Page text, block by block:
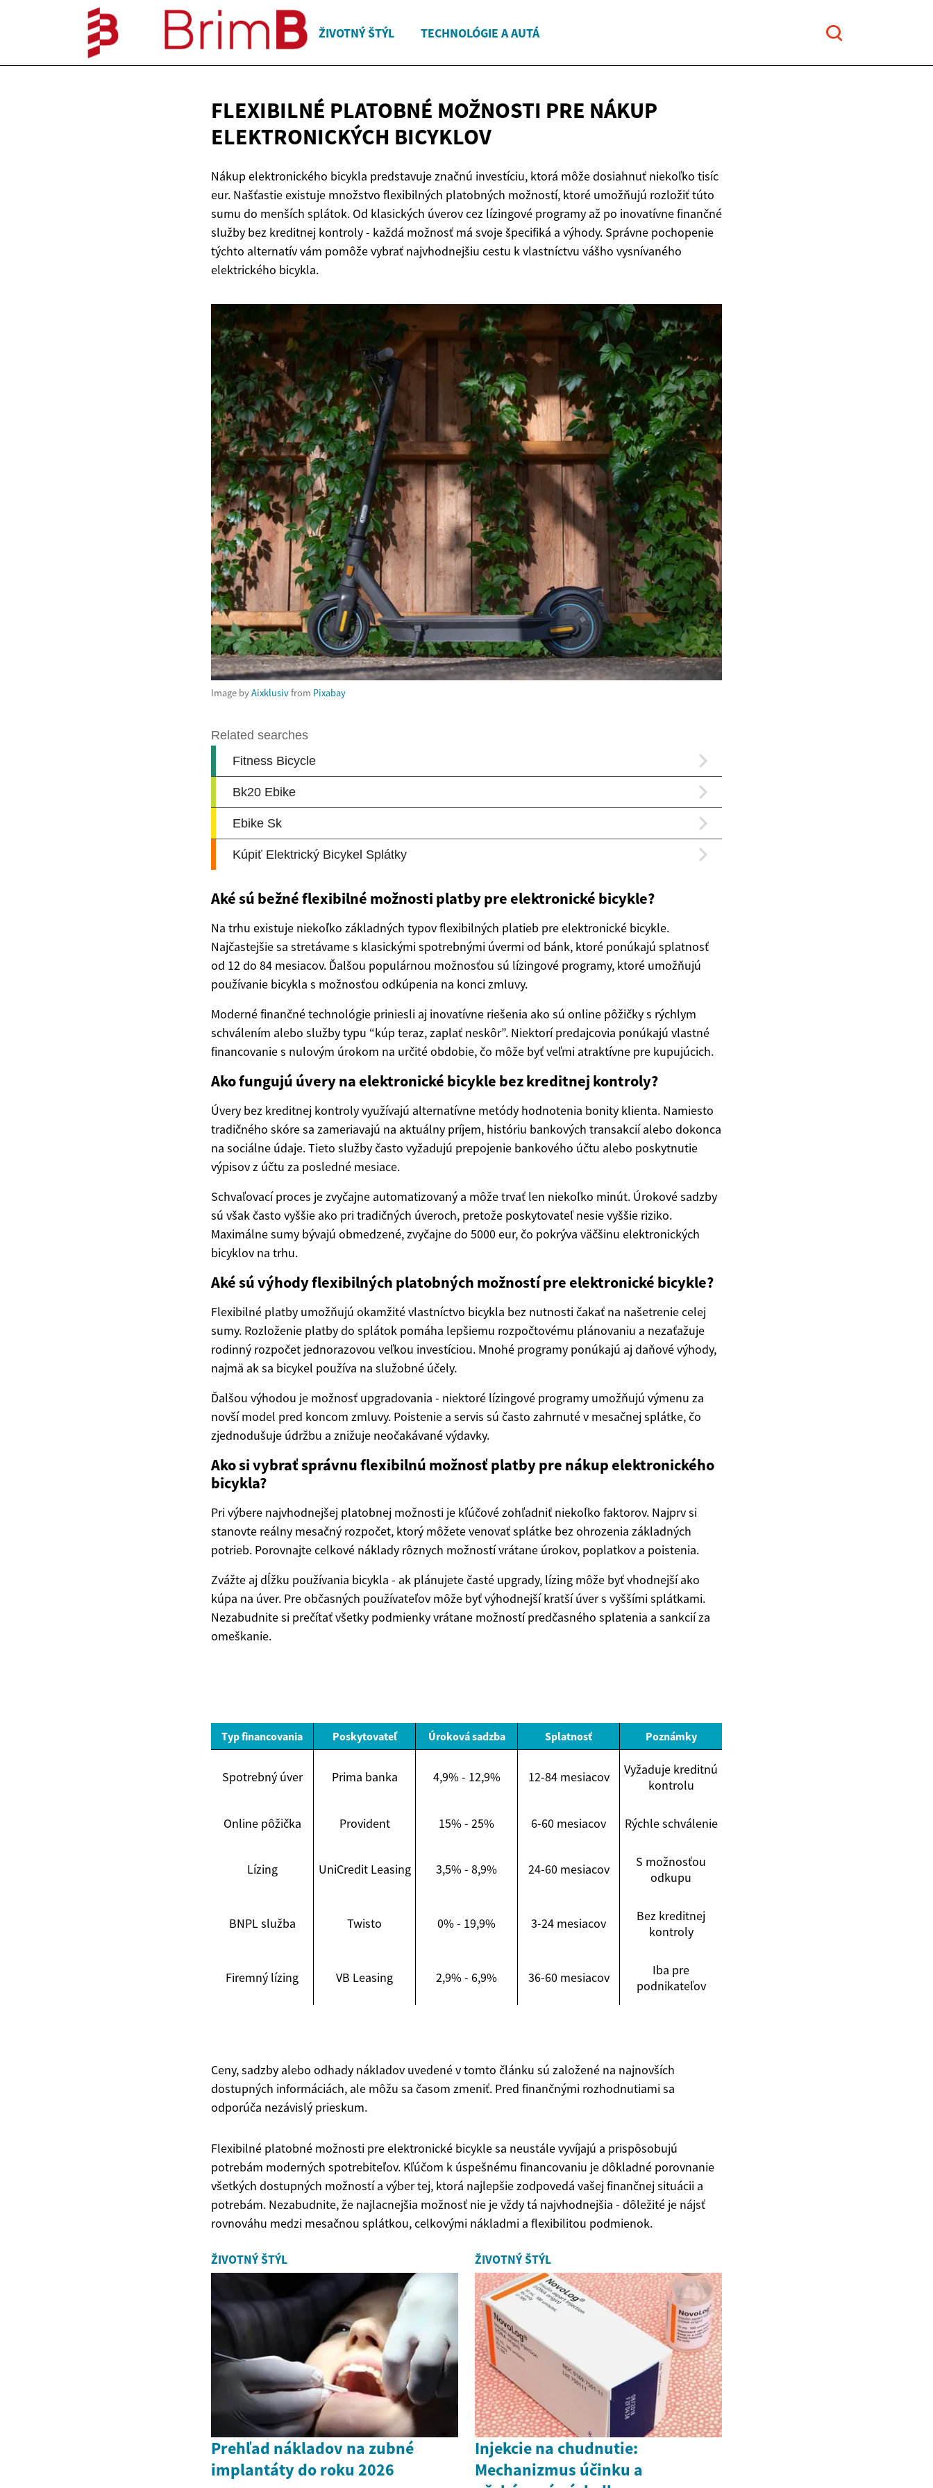
ŽIVOTNÝ ŠTÝL TECHNOLÓGIE A AUTÁ
FLEXIBILNÉ PLATOBNÉ MOŽNOSTI PRE NÁKUP
ELEKTRONICKÝCH BICYKLOV
Nákup elektronického bicykla predstavuje značnú investíciu, ktorá môže dosiahnuť niekoľko tisíc
eur. Našťastie existuje množstvo flexibilných platobných možností, ktoré umožňujú rozložiť túto
sumu do menších splátok. Od klasických úverov cez lízingové programy až po inovatívne finančné
služby bez kreditnej kontroly - každá možnosť má svoje špecifiká a výhody. Správne pochopenie
týchto alternatív vám pomôže vybrať najvhodnejšiu cestu k vlastníctvu vášho vysnívaného
elektrického bicykla.
Image byAixklusivfrom Pixabay
Aké sú bežné flexibilné možnosti platby pre elektronické bicykle?
Na trhu existuje niekoľko základných typov flexibilných platieb pre elektronické bicykle.
Najčastejšie sa stretávame s klasickými spotrebnými úvermi od bánk, ktoré ponúkajú splatnosť
od 12 do 84 mesiacov. Ďalšou populárnou možnosťou sú lízingové programy, ktoré umožňujú
používanie bicykla s možnosťou odkúpenia na konci zmluvy.
Moderné finančné technológie priniesli aj inovatívne riešenia ako sú online pôžičky s rýchlym
schválením alebo služby typu “kúp teraz, zaplať neskôr”. Niektorí predajcovia ponúkajú vlastné
financovanie s nulovým úrokom na určité obdobie, čo môže byť veľmi atraktívne pre kupujúcich.
Ako fungujú úvery na elektronické bicykle bez kreditnej kontroly?
Úvery bez kreditnej kontroly využívajú alternatívne metódy hodnotenia bonity klienta. Namiesto
tradičného skóre sa zameriavajú na aktuálny príjem, históriu bankových transakcií alebo dokonca
na sociálne údaje. Tieto služby často vyžadujú prepojenie bankového účtu alebo poskytnutie
výpisov z účtu za posledné mesiace.
Schvaľovací proces je zvyčajne automatizovaný a môže trvať len niekoľko minút. Úrokové sadzby
sú však často vyššie ako pri tradičných úveroch, pretože poskytovateľ nesie vyššie riziko.
Maximálne sumy bývajú obmedzené, zvyčajne do 5000 eur, čo pokrýva väčšinu elektronických
bicyklov na trhu.
Aké sú výhody flexibilných platobných možností pre elektronické bicykle?
Flexibilné platby umožňujú okamžité vlastníctvo bicykla bez nutnosti čakať na našetrenie celej
sumy. Rozloženie platby do splátok pomáha lepšiemu rozpočtovému plánovaniu a nezaťažuje
rodinný rozpočet jednorazovou veľkou investíciou. Mnohé programy ponúkajú aj daňové výhody,
najmä ak sa bicykel používa na služobné účely.
Ďalšou výhodou je možnosť upgradovania - niektoré lízingové programy umožňujú výmenu za
novší model pred koncom zmluvy. Poistenie a servis sú často zahrnuté v mesačnej splátke, čo
zjednodušuje údržbu a znižuje neočakávané výdavky.
Ako si vybrať správnu flexibilnú možnosť platby pre nákup elektronického
bicykla?
Pri výbere najvhodnejšej platobnej možnosti je kľúčové zohľadniť niekoľko faktorov. Najprv si
stanovte reálny mesačný rozpočet, ktorý môžete venovať splátke bez ohrozenia základných
potrieb. Porovnajte celkové náklady rôznych možností vrátane úrokov, poplatkov a poistenia.
Zvážte aj dĺžku používania bicykla - ak plánujete časté upgrady, lízing môže byť vhodnejší ako
kúpa na úver. Pre občasných používateľov môže byť výhodnejší kratší úver s vyššími splátkami.
Nezabudnite si prečítať všetky podmienky vrátane možností predčasného splatenia a sankcií za
omeškanie.
Typ financovania Poskytovateľ Úroková sadzba Splatnosť Poznámky
Spotrebný úver Prima banka 4,9% - 12,9% 12-84 mesiacov
Vyžaduje kreditnú
kontrolu
Online pôžička Provident 15% - 25% 6-60 mesiacov Rýchle schválenie
Lízing UniCredit Leasing 3,5% - 8,9% 24-60 mesiacov
S možnosťou
odkupu
BNPL služba Twisto 0% - 19,9% 3-24 mesiacov
Bez kreditnej
kontroly
Firemný lízing VB Leasing 2,9% - 6,9% 36-60 mesiacov
Iba pre
podnikateľov
Ceny, sadzby alebo odhady nákladov uvedené v tomto článku sú založené na najnovších
dostupných informáciách, ale môžu sa časom zmeniť. Pred finančnými rozhodnutiami sa
odporúča nezávislý prieskum.
Flexibilné platobné možnosti pre elektronické bicykle sa neustále vyvíjajú a prispôsobujú
potrebám moderných spotrebiteľov. Kľúčom k úspešnému financovaniu je dôkladné porovnanie
všetkých dostupných možností a výber tej, ktorá najlepšie zodpovedá vašej finančnej situácii a
potrebám. Nezabudnite, že najlacnejšia možnosť nie je vždy tá najvhodnejšia - dôležité je nájsť
rovnováhu medzi mesačnou splátkou, celkovými nákladmi a flexibilitou podmienok.
ŽIVOTNÝ ŠTÝL
Prehľad nákladov na zubné
implantáty do roku 2026
ŽIVOTNÝ ŠTÝL
Injekcie na chudnutie:
Mechanizmus účinku a